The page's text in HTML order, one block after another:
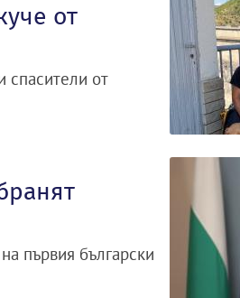
от
спасители от
първия български